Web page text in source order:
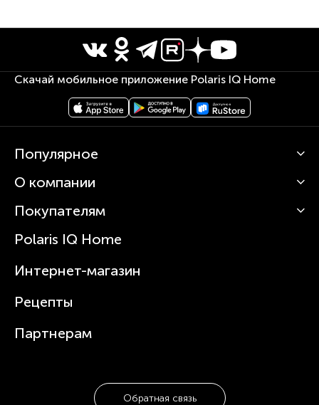
Скачай мобильное приложение Polaris IQ Home
Популярное
Кофемашины
Вертикальные пылесосы
Зубные щетки и ирригаторы
Увлажнители
Посуда
О компании
О Polaris
Статьи
Покупателям
Сервисные центры
Где купить
Polaris IQ Home
Интернет-магазин
Рецепты
Партнерам
Обратная связь